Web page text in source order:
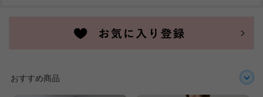
おすすめ商品